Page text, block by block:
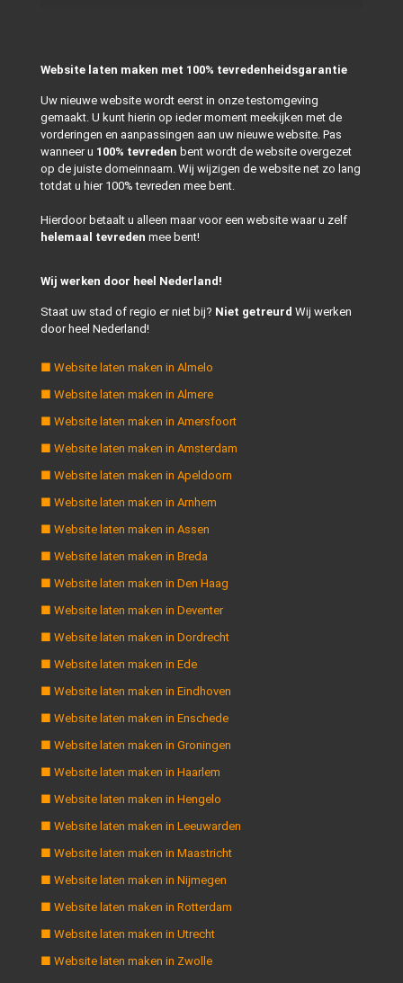
Website laten maken met 100% tevredenheidsgarantie
Uw nieuwe website wordt eerst in onze testomgeving
gemaakt. U kunt hierin op ieder moment meekijken met de
vorderingen en aanpassingen aan uw nieuwe website. Pas
wanneer u 100% tevreden bent wordt de website overgezet
op de juiste domeinnaam. Wij wijzigen de website net zo lang
totdat u hier 100% tevreden mee bent.
Hierdoor betaalt u alleen maar voor een website waar u zelf
helemaal tevreden mee bent!
Wij werken door heel Nederland!
Staat uw stad of regio er niet bij? Niet getreurd Wij werken
door heel Nederland!
■ Website laten maken in Almelo
■ Website laten maken in Almere
■ Website laten maken in Amersfoort
■ Website laten maken in Amsterdam
■ Website laten maken in Apeldoorn
■ Website laten maken in Arnhem
■ Website laten maken in Assen
■ Website laten maken in Breda
■ Website laten maken in Den Haag
■ Website laten maken in Deventer
■ Website laten maken in Dordrecht
■ Website laten maken in Ede
■ Website laten maken in Eindhoven
■ Website laten maken in Enschede
■ Website laten maken in Groningen
■ Website laten maken in Haarlem
■ Website laten maken in Hengelo
■ Website laten maken in Leeuwarden
■ Website laten maken in Maastricht
■ Website laten maken in Nijmegen
■ Website laten maken in Rotterdam
■ Website laten maken in Utrecht
■ Website laten maken in Zwolle